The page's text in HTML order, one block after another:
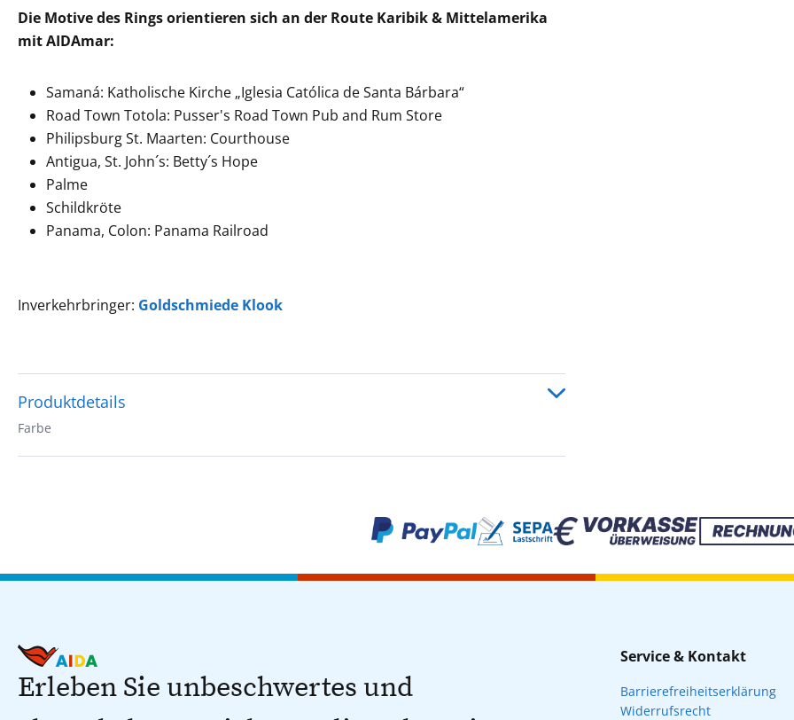
Die Motive des Rings orientieren sich an der Route Karibik & Mittelamerika
mit AIDAmar:
Samaná: Katholische Kirche „Iglesia Católica de Santa Bárbara“
Road Town Totola: Pusser's Road Town Pub and Rum Store
Philipsburg St. Maarten: Courthouse
Antigua, St. John´s: Betty´s Hope
Palme
Schildkröte
Panama, Colon: Panama Railroad
Inverkehrbringer: Goldschmiede Klook
Produktdetails
Farbe
Erleben Sie unbeschwertes und
Service & Kontakt
Barrierefreiheitserklärung
Widerrufsrecht